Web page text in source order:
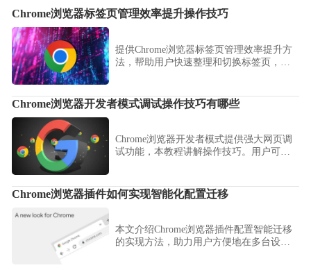
Chrome浏览器标签页管理效率提升操作技巧
提供Chrome浏览器标签页管理效率提升方
法，帮助用户快速整理和切换标签页，提
Chrome浏览器开发者模式调试操作技巧有哪些
Chrome浏览器开发者模式提供强大网页调
试功能，本教程讲解操作技巧。用户可快
Chrome浏览器插件如何实现智能化配置迁移
本文介绍Chrome浏览器插件配置智能迁移
的实现方法，助力用户方便地在多台设备